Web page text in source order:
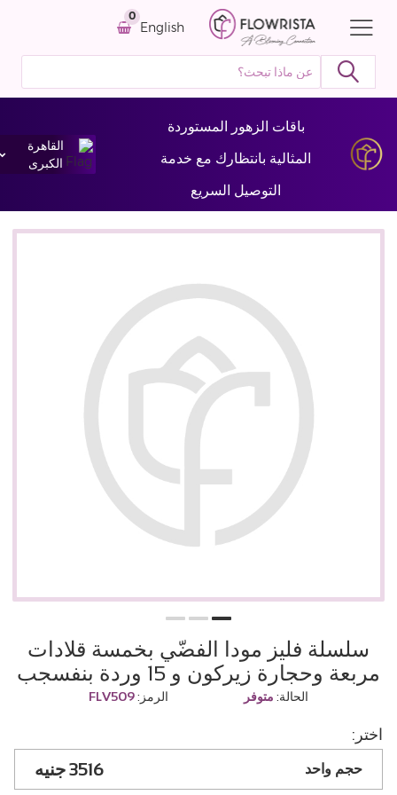
0
English
باقات الزهور المستوردة
المثالية بانتظارك مع خدمة
التوصيل السريع
القاهرة
الكبرى
سلسلة فليز مودا الفضّي بخمسة قلادات
مربعة وحجارة زيركون و 15 وردة بنفسجب
الحالة:متوفر الرمز:FLV509
اختر:
حجم واحد 3516